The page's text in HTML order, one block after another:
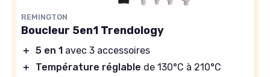
REMINGTON
Boucleur 5en1 Trendology
＋ 5 en 1 avec 3 accessoires
＋
Température réglable de 130°C à 210°C